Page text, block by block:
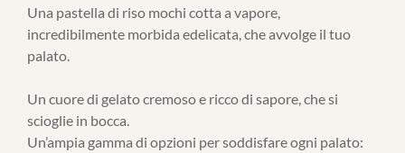
Una pastella di riso mochi cotta a vapore,
incredibilmente morbida edelicata, che avvolge il tuo
palato.
Un cuore di gelato cremoso e ricco di sapore, che si
scioglie in bocca.
Un’ampia gamma di opzioni per soddisfare ogni palato: